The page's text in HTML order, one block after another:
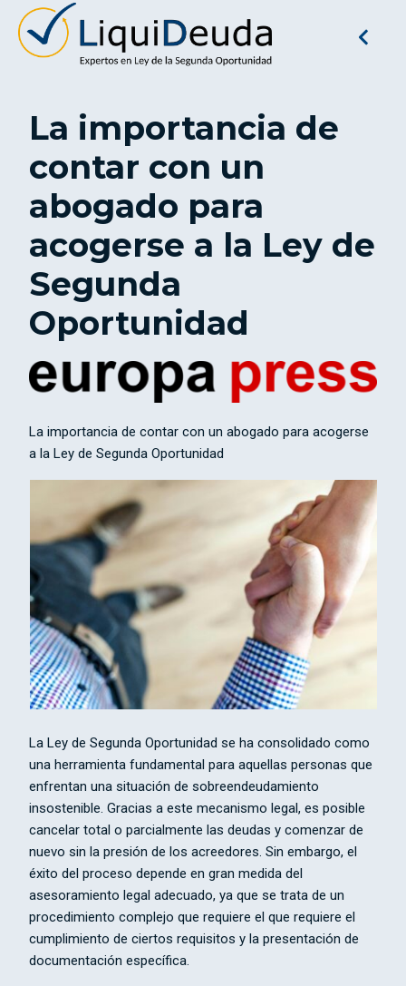
La importancia de
contar con un
abogado para
acogerse a la Ley de
Segunda
Oportunidad
La importancia de contar con un abogado para acogerse
a la Ley de Segunda Oportunidad
La Ley de Segunda Oportunidad se ha consolidado como
una herramienta fundamental para aquellas personas que
enfrentan una situación de sobreendeudamiento
insostenible. Gracias a este mecanismo legal, es posible
cancelar total o parcialmente las deudas y comenzar de
nuevo sin la presión de los acreedores. Sin embargo, el
éxito del proceso depende en gran medida del
asesoramiento legal adecuado, ya que se trata de un
procedimiento complejo que requiere el que requiere el
cumplimiento de ciertos requisitos y la presentación de
documentación específica.